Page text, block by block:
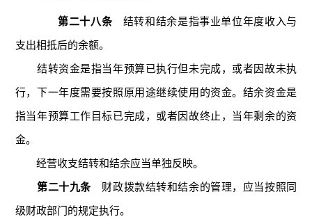
第二十八条结转和结余是指事业单位年度收入与
支出相抵后的余额。
结转资金是指当年预算已执行但未完成，或者因故未执
行，下一年度需要按照原用途继续使用的资金。结余资金是
指当年预算工作目标已完成，或者因故终止，当年剩余的资
金。
经营收支结转和结余应当单独反映。
第二十九条财政拨款结转和结余的管理，应当按照同
级财政部门的规定执行。